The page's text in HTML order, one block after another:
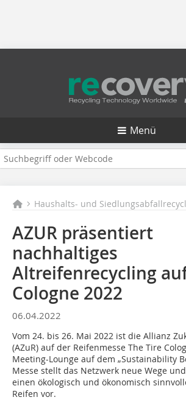
Menü
Haushalts- und
AZUR präsentiert
nachhaltiges
Altreifenrecycling
Cologne 2022
06.04.2022
Vom 24. bis 26. Mai 2022 ist die Allianz
(AZuR) auf der Reifenmesse The Tire
Meeting-Lounge auf dem „Sustainability
Messe stellt das Netzwerk neue Wege
einen ökologisch und ökonomisch
Reifen vor.